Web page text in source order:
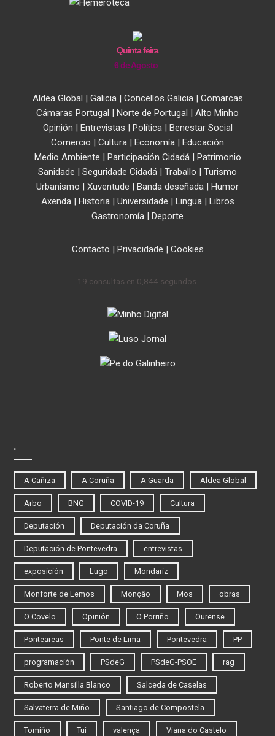
Quinta feira
6 de Agosto
Aldea Global | Galicia| Concellos Galicia| Comarcas
Cámaras Portugal | Norte de Portugal | Alto Minho
Opinión | Entrevistas | Política| Benestar Social
Comercio | Cultura | Economía | Educación
Medio Ambiente | Participación Cidadá| Patrimonio
Sanidade | Seguridade Cidadá | Traballo | Turismo
Urbanismo | Xuventude | Banda deseñada | Humor
Axenda| Historia| Universidade | Lingua| Libros
Gastronomía | Deporte
Contacto | Privacidade | Cookies
19 consultas en 0,844 segundos.
.
A Cañiza A Coruña A Guarda Aldea Global
Arbo BNG COVID-19 Cultura
Deputación Deputación da Coruña
Deputación de Pontevedra entrevistas
exposición Lugo Mondariz
Monforte de Lemos Monção Mos obras
O Covelo Opinión O Porriño Ourense
Ponteareas Ponte de Lima Pontevedra PP
programación PSdeG PSdeG-PSOE rag
Roberto Mansilla Blanco Salceda de Caselas
Salvaterra de Miño Santiago de Compostela
Tomiño Tui valença Viana do Castelo